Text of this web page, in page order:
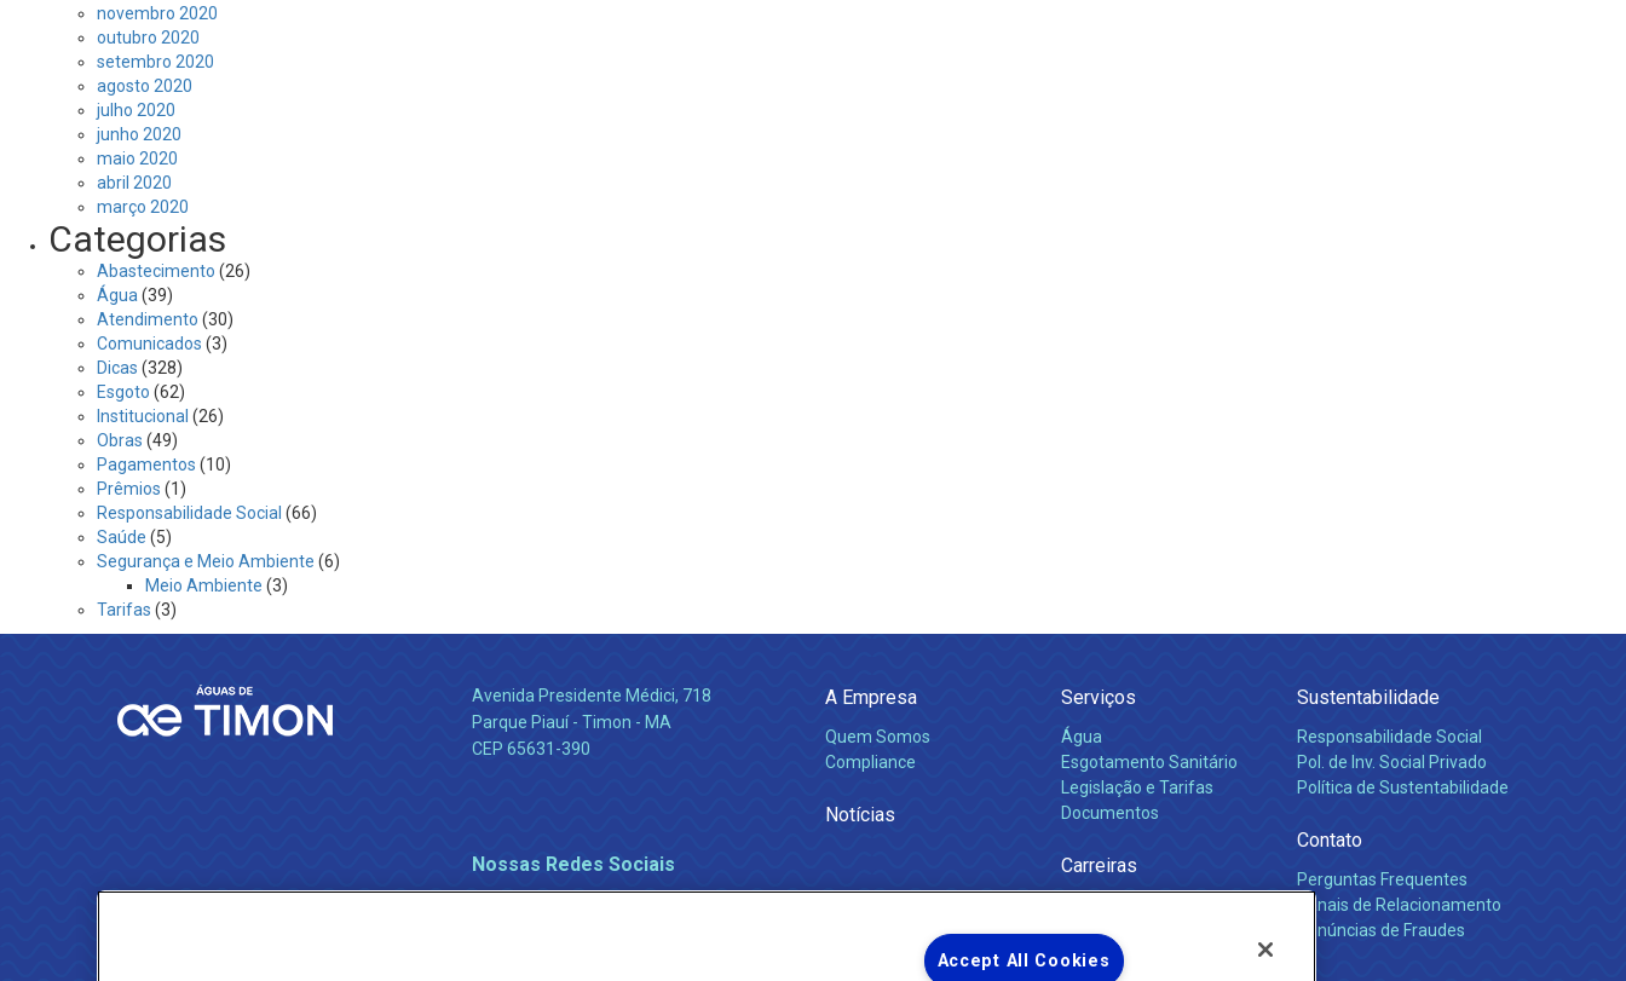
novembro 2020
outubro 2020
setembro 2020
agosto 2020
julho 2020
junho 2020
maio 2020
abril 2020
março 2020
Categorias
Abastecimento (26)
Água (39)
Atendimento (30)
Comunicados (3)
Dicas (328)
Esgoto (62)
Institucional (26)
Obras (49)
Pagamentos (10)
Prêmios (1)
Responsabilidade Social (66)
Saúde (5)
Segurança e Meio Ambiente (6)
Meio Ambiente (3)
Tarifas (3)
Avenida Presidente Médici, 718
Parque Piauí - Timon - MA
CEP 65631-390
Nossas Redes Sociais
A Empresa
Quem Somos
Compliance
Notícias
Serviços
Água
Esgotamento Sanitário
Legislação e Tarifas
Documentos
Carreiras
Sustentabilidade
Responsabilidade Social
Pol. de Inv. Social Privado
Política de Sustentabilidade
Contato
Perguntas Frequentes
Canais de Relacionamento
Denúncias de Fraudes
Accept All Cookies